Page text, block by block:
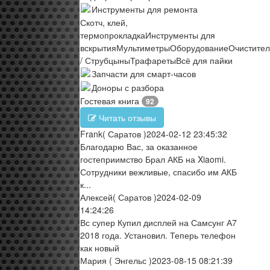
Инструменты для ремонта
Скотч, клей,
термопрокладкаИнструменты для
вскрытияМультиметрыОборудование
/ СтрубцыныТрафаретыВсё для пайки
Запчасти для смарт-часов
Доноры с разбора
Гостевая книга
92
Читать отзывы
Frank( Саратов )2024-02-12 23:45:32
Благодарю Вас, за оказанное
гостеприимство Брал АКБ на Xiaomi.
Сотрудники вежливые, спасибо им АКБ
к...
Алексей( Саратов )2024-02-09
14:24:26
Вс супер Купил дисплей на Самсунг А7
2018 года. Установил. Теперь телефон
как новый
Мария ( Энгельс )2023-08-15 08:21:39